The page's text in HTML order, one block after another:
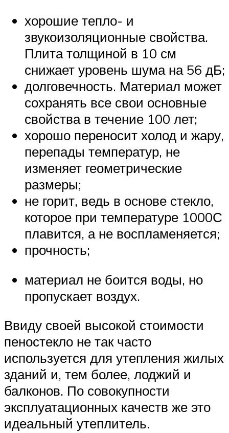
хорошие тепло- и
звукоизоляционные свойства.
Плита толщиной в 10 см
снижает уровень шума на 56 дБ;
долговечность. Материал может
сохранять все свои основные
свойства в течение 100 лет;
хорошо переносит холод и жару,
перепады температур, не
изменяет геометрические
размеры;
не горит, ведь в основе стекло,
которое при температуре 1000С
плавится, а не воспламеняется;
прочность;
материал не боится воды, но
пропускает воздух.
Ввиду своей высокой стоимости
пеностекло не так часто
используется для утепления жилых
зданий и, тем более, лоджий и
балконов. По совокупности
эксплуатационных качеств же это
идеальный утеплитель.